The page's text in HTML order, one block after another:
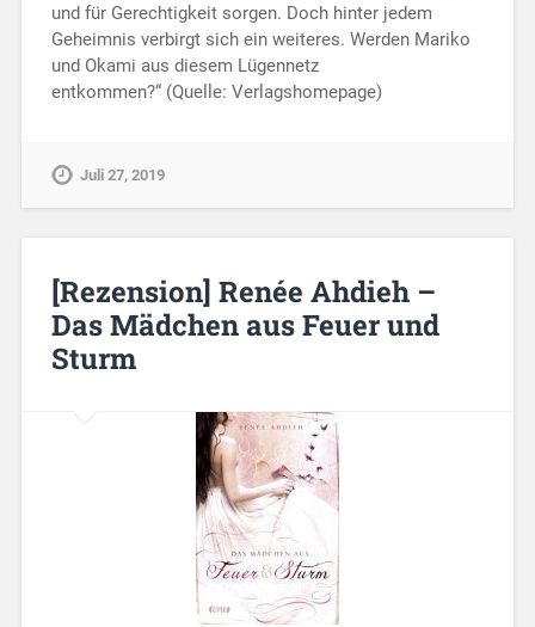
und für Gerechtigkeit sorgen. Doch hinter jedem
Geheimnis verbirgt sich ein weiteres. Werden Mariko
und Okami aus diesem Lügennetz
entkommen?“ (Quelle: Verlagshomepage)
Juli 27, 2019
[Rezension] Renée Ahdieh –
Das Mädchen aus Feuer und
Sturm